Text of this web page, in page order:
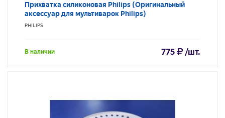
Прихватка силиконовая Philips (Оригинальный
аксессуар для мультиварок Philips)
PHILIPS
В наличии 775 /шт.